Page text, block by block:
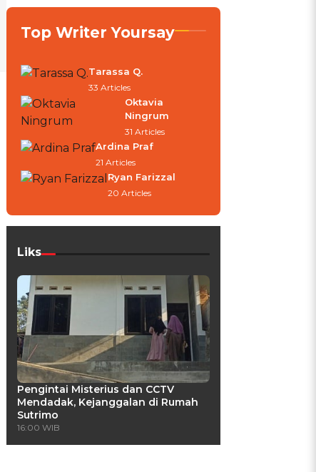
Top Writer Yoursay
Tarassa Q.
33 Articles
Oktavia
Ningrum
31 Articles
Ardina Praf
21 Articles
Ryan Farizzal
20 Articles
Liks
Pengintai Misterius dan CCTV
Mendadak, Kejanggalan di Rumah
Sutrimo
16:00 WIB